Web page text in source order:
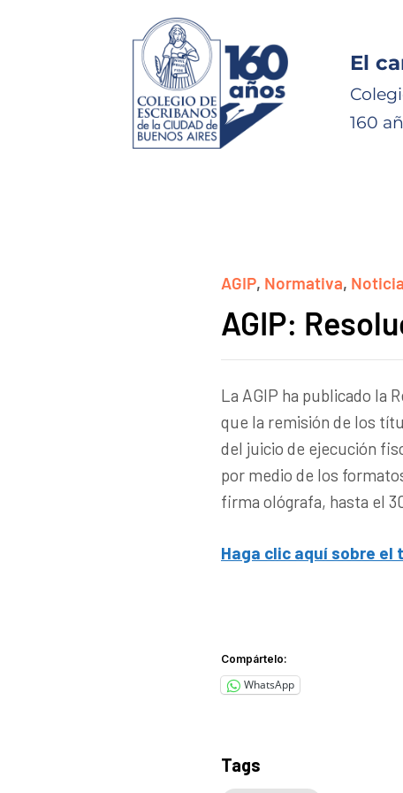
El
160
AGIP, Normativa,
AGIP:
La AGIP ha publicado la
que la remisión de los
del juicio de ejecución
por medio de los
firma ológrafa, hasta el
Haga clic aquí sobre el
Compártelo:
WhatsApp
Tags